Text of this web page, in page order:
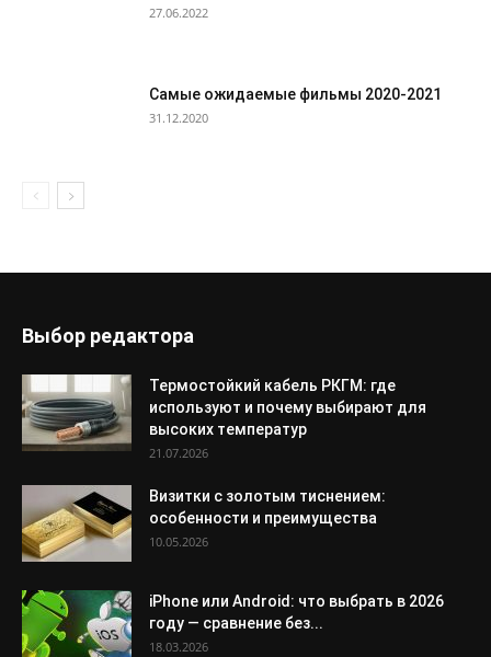
27.06.2022
Самые ожидаемые фильмы 2020-2021
31.12.2020
Выбор редактора
Термостойкий кабель РКГМ: где
используют и почему выбирают для
высоких температур
21.07.2026
Визитки с золотым тиснением:
особенности и преимущества
10.05.2026
iPhone или Android: что выбрать в 2026
году — сравнение без...
18.03.2026